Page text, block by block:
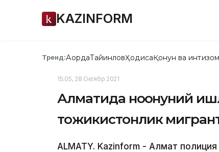
KAZINFORM
Тренд:АқордаТайинловҲодисаҚонун ва интизом
15:05, 28 Октябр 2021
Алматида ноқонуний
тожикистонлик
ALMATY. Kazinform - Алмат